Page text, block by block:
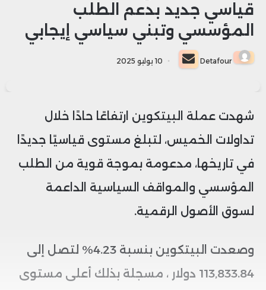
قياسي جديد بدعم الطلب
المؤسسي وتبني سياسي إيجابي
Detafour
أرسل
بريدا
10 يوليو 2025
شهدت عملة البيتكوين ارتفاعًا حادًا خلال
تداولات الخميس، لتبلغ مستوى قياسيًا جديدًا
في تاريخها، مدعومة بموجة قوية من الطلب
المؤسسي والمواقف السياسية الداعمة
لسوق الأصول الرقمية.
وصعدت البيتكوين بنسبة 4.23% لتصل إلى
113,833.84 دولار ، مسجلة بذلك أعلى مستوى